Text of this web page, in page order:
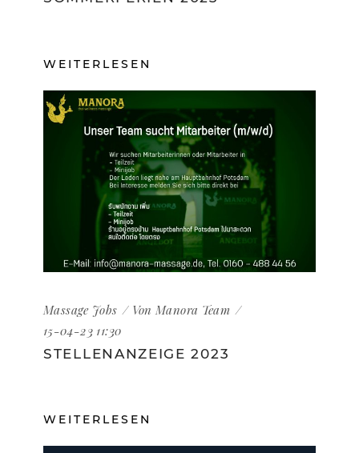
WEITERLESEN
Massage Jobs Von Manora Team
15-04-23 11:30
STELLENANZEIGE 2023
WEITERLESEN